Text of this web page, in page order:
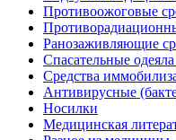
Противоожоговые
Ранозаживляющие
Спасательные
Средства
Антивирусные
Носилки
Медицинская